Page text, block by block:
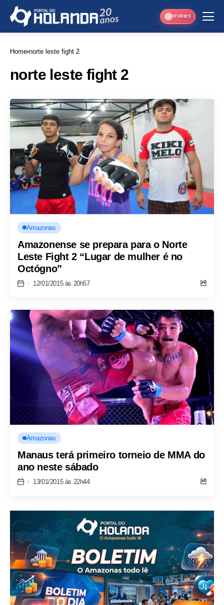
STORIES
Home norte leste fight 2
norte leste fight 2
Amazonas
Amazonense se prepara para o Norte
Leste Fight 2 “Lugar de mulher é no
Octógno”
12/01/2015 às 20h57
Amazonas
Manaus terá primeiro torneio de MMA do
ano neste sábado
13/01/2015 às 22h44